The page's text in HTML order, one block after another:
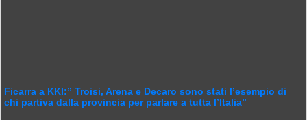
Ficarra a KKI:” Troisi, Arena e Decaro sono stati l’esempio di
chi partiva dalla provincia per parlare a tutta l’Italia”